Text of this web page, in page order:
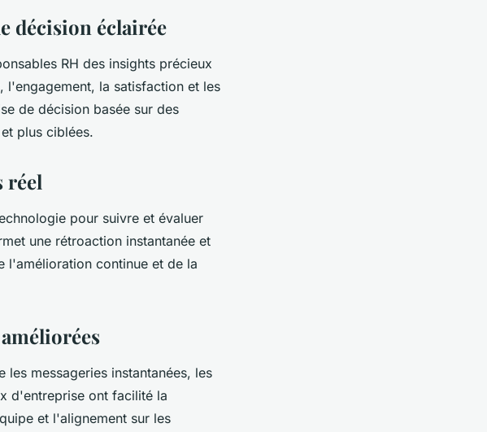
décision éclairée
RH des insights précieux
l'engagement, la satisfaction et les
de décision basée sur des
plus ciblées.
réel
pour suivre et évaluer
une rétroaction instantanée et
l'amélioration continue et de la
messageries instantanées, les
d'entreprise ont facilité la
et l'alignement sur les